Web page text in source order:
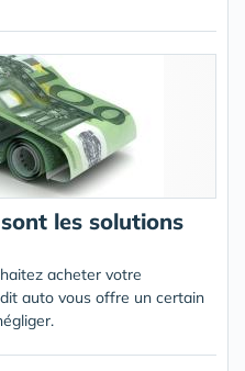
les solutions
acheter votre
auto vous offre un certain